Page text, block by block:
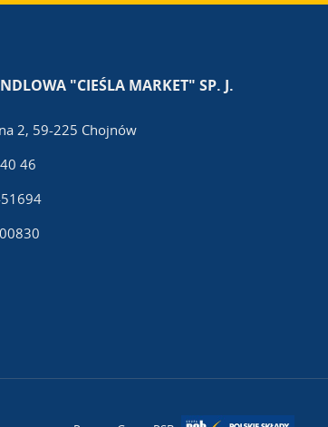
"CIEŚLA MARKET" SP. J.
2, 59-225 Chojnów
46